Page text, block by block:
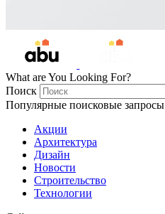
What are You Looking For?
Поиск
Популярные поисковые запросы
Акции
Архитектура
Дизайн
Новости
Строительство
Технологии